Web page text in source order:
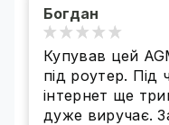
Богдан
Купував цей
під роутер. Під
інтернет ще
дуже виручає.